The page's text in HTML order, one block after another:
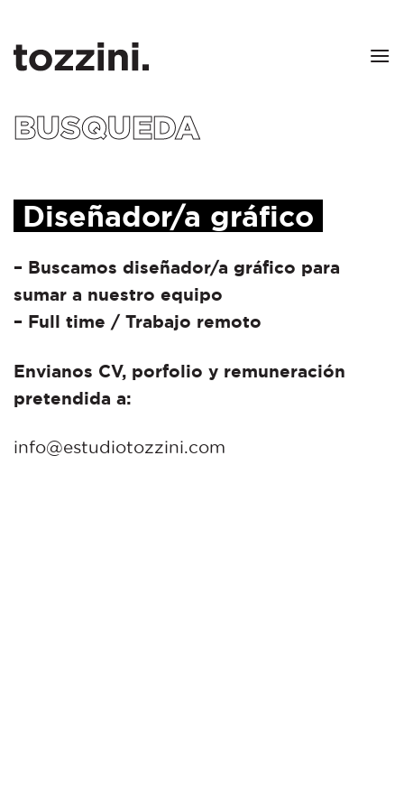
content
BUSQUEDA
Diseñador/a gráfico
– Buscamos diseñador/a gráfico para
sumar a nuestro equipo
– Full time / Trabajo remoto
Envianos CV, porfolio y remuneración
pretendida a:
info@estudiotozzini.com